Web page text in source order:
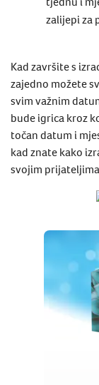
zalijepi za
Kad završite s
zajedno možete
svim važnim
bude igrica kroz
točan datum i
kad znate kako
svojim